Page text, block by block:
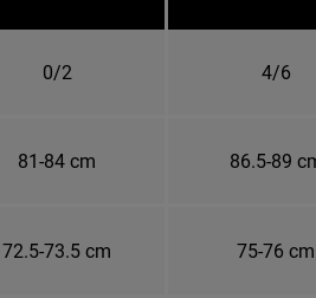
0/2 4/6
81-84 cm 86.5-89
72.5-73.5 cm 75-76 cm